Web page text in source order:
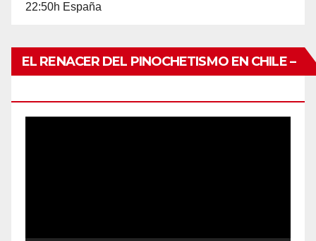
22:50h España
EL RENACER DEL PINOCHETISMO EN CHILE –